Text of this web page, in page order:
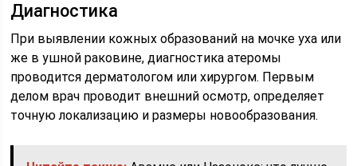
Диагностика
При выявлении кожных образований на мочке уха или
же в ушной раковине, диагностика атеромы
проводится дерматологом или хирургом. Первым
делом врач проводит внешний осмотр, определяет
точную локализацию и размеры новообразования.